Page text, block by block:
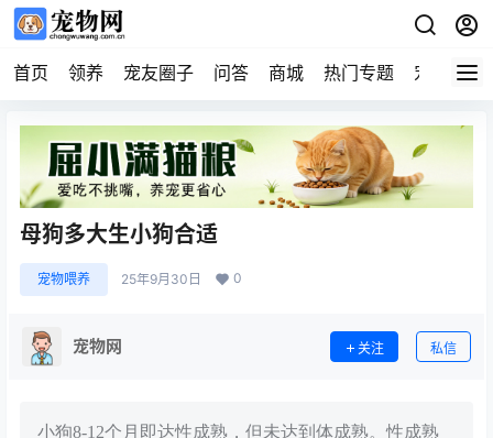
首页 领养 宠友圈子 问答 商城 热门专题 宠物企业
母狗多大生小狗合适
宠物喂养 25年9月30日 0
宠物网 关注 私信
小狗8-12个月即达性成熟，但未达到体成熟。性成熟